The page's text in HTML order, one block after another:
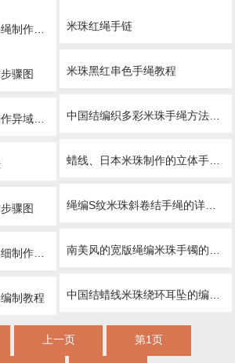
米珠红绳手链
华丽丽的米珠斜卷结手绳制作图解
米珠黑红串色手绳教程
骤图
中国结编织多彩米珠手绳方法图解
米珠、铜丝、水晶珠制作异域风格流苏耳环的方法
蜡线、日本米珠制作的立体手链的方法
绳编S纹米珠斜卷结手绳的详细编制教程
骤图
蜡线编织米珠耳环的详细制作图解
制教程
上一页 第1页